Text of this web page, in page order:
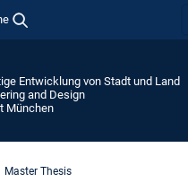
Entwicklung von Stadt und Land
and Design
München
Master Thesis